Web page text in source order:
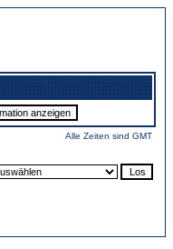
Alle Zeiten sind GMT